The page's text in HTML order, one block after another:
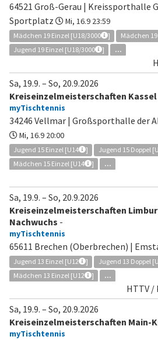
64521 Groß-Gerau | Kreissporthalle
Sportplatz
Mi, 16.9 23:59
Mädchen 19 Einzel [U18/3000 ] Mädchen
Jugend 19 Einzel [U18/3000
] ...
Sa, 19.9. – So, 20.9.2026
Kreiseinzelmeisterschaften Kassel
myTischtennis
34246 Vellmar | Großsporthalle der
Mi, 16.9 20:00
Jugend 15 Einzel [U14 ] Jugend 15 Doppel
Mädchen 15 Einzel [U14
] ...
Sa, 19.9. – So, 20.9.2026
Kreiseinzelmeisterschaften
Nachwuchs -
myTischtennis
65611 Brechen (Oberbrechen) |
Jugend 13 Einzel [U12 ] Jugend 13 Doppel
Mädchen 13 Einzel [U12
] ...
HTTV /
Sa, 19.9. – So, 20.9.2026
Kreiseinzelmeisterschaften Main-
myTischtennis